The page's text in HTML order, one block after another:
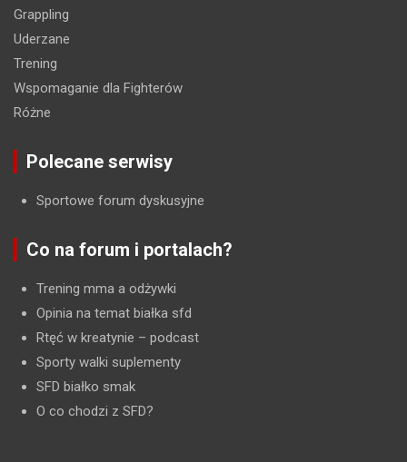
Grappling
Uderzane
Trening
Wspomaganie dla Fighterów
Różne
Polecane serwisy
Sportowe forum dyskusyjne
Co na forum i portalach?
Trening mma a odżywki
Opinia na temat białka sfd
Rtęć w kreatynie – podcast
Sporty walki suplementy
SFD białko smak
O co chodzi z SFD?